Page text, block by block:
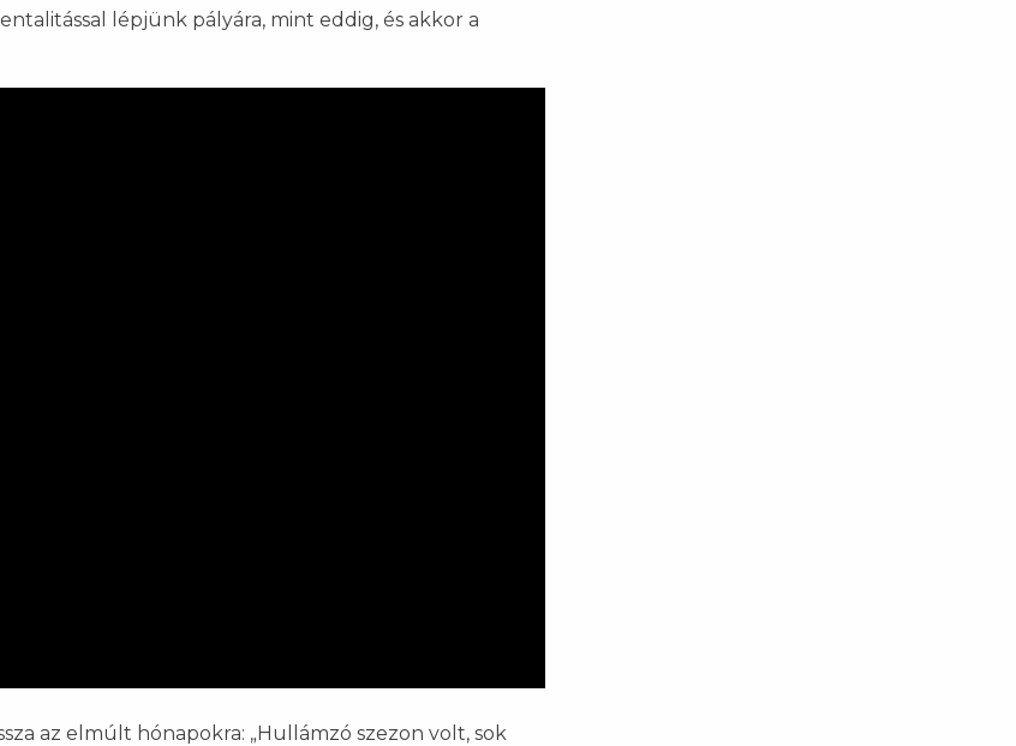
lépjünk pályára, mint eddig, és akkor a
az elmúlt hónapokra: „Hullámzó szezon volt, sok